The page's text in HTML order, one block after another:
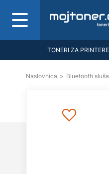
TONERI ZA PRINTERE
Naslovnica > Bluetooth